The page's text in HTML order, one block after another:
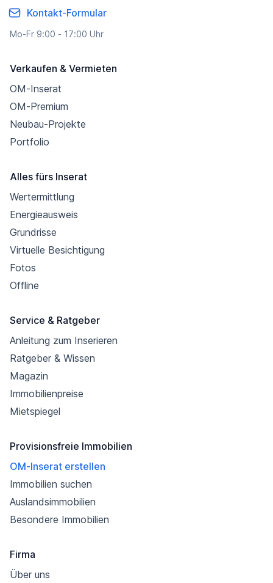
Kontakt-Formular
Mo-Fr 9:00 - 17:00 Uhr
Verkaufen & Vermieten
OM-Inserat
OM-Premium
Neubau-Projekte
Portfolio
Alles fürs Inserat
Wertermittlung
Energieausweis
Grundrisse
Virtuelle Besichtigung
Fotos
Offline
Service & Ratgeber
Anleitung zum Inserieren
Ratgeber & Wissen
Magazin
Immobilienpreise
Mietspiegel
Provisionsfreie Immobilien
OM-Inserat erstellen
Immobilien suchen
Auslandsimmobilien
Besondere Immobilien
Firma
Über uns